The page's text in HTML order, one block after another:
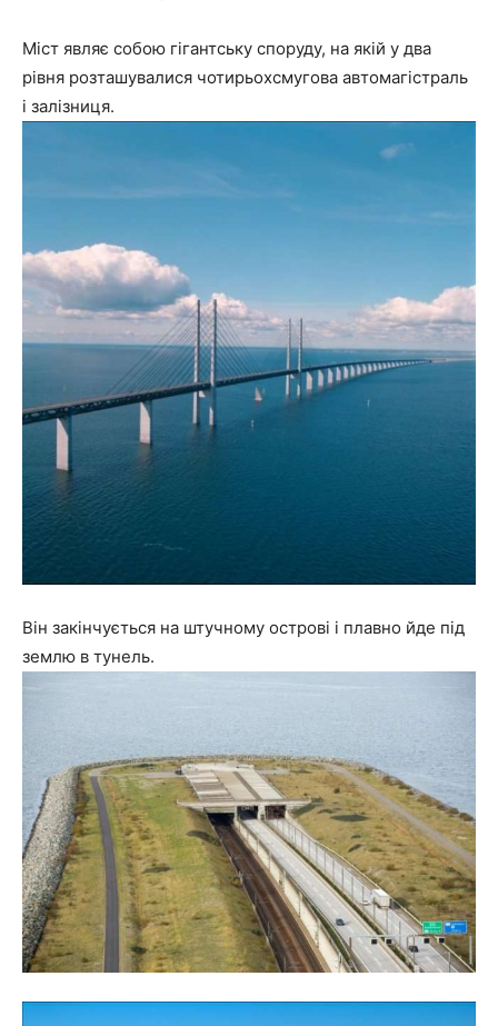
Міст являє собою гігантську споруду, на якій у два
рівня розташувалися чотирьохсмугова автомагістраль
і залізниця.
Він закінчується на штучному острові і плавно йде під
землю в тунель.